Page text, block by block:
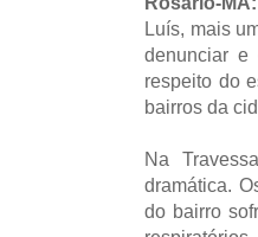
Luís, mais
denunciar e
respeito do
bairros da
Na
dramática.
do bairro